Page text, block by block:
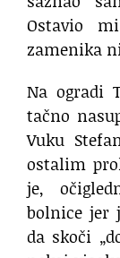
Ostavio
zamenika
Na ogradi
tačno
Vuku
ostalim
je,
bolnice jer
da skoči